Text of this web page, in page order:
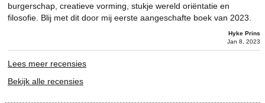
burgerschap, creatieve vorming, stukje wereld oriëntatie en
filosofie. Blij met dit door mij eerste aangeschafte boek van 2023.
Hyke Prins
Jan 8, 2023
Lees meer recensies
Bekijk alle recensies